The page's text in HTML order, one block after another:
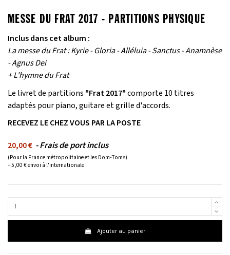
MESSE DU FRAT 2017 - PARTITIONS PHYSIQUE
Inclus dans cet album :
La messe du Frat : Kyrie - Gloria - Alléluia - Sanctus - Anamnèse
- Agnus Dei
+ L'hymne du Frat
Le livret de partitions "Frat 2017"comporte 10 titres
adaptés pour piano, guitare et grille d'accords.
RECEVEZ LE CHEZ VOUS PAR LA POSTE
20,00 € - Frais de port inclus
(Pour la France métropolitaine et les Dom-Toms)
+ 5,00 € envoi à l'internationale
Ajouter au panier